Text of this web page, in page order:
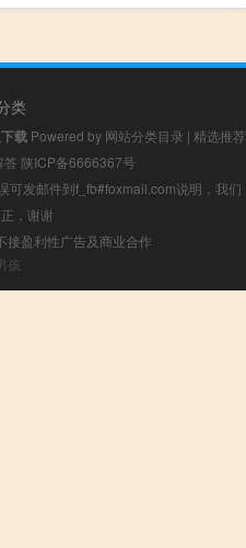
类
载Powered by 网站分类目录 | 精选推荐
答 陕ICP备6666367号
可发邮件到f_fb#foxmail.com说明，我们
，谢谢
接盈利性广告及商业合作
孩